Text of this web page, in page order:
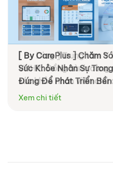
[ By CarePlus ] Chăm
Sức Khỏe Nhân Sự
Đúng Để Phát Triển Bền
Xem chi tiết
[ By Diag ] Trung tâm Y
VNHR: Đồng hành
sức khỏe nhân viên chủ
Xem chi tiết